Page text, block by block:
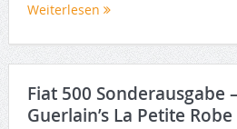
Weiterlesen
Fiat 500 Sonderausgabe
Guerlain’s La Petite